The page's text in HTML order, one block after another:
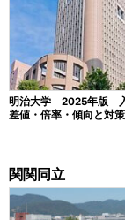
明治大学 2025年版
差値・倍率・傾向と対策
関関同立